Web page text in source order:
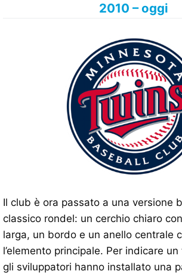
2010 – oggi
Il club è ora passato a una versione
classico rondel: un cerchio chiaro
larga, un bordo e un anello centrale
l’elemento principale. Per indicare
gli sviluppatori hanno installato una